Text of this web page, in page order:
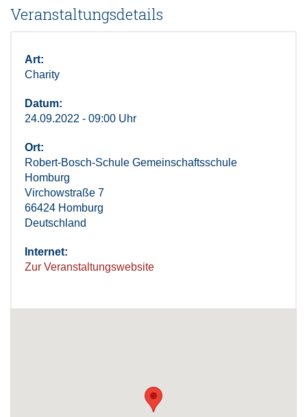
Veranstaltungsdetails
Art:
Charity
Datum:
24.09.2022 - 09:00 Uhr
Ort:
Robert-Bosch-Schule Gemeinschaftsschule
Homburg
Virchowstraße 7
66424 Homburg
Deutschland
Internet:
Zur Veranstaltungswebsite